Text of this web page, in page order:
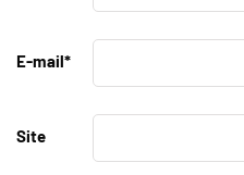
E-mail*
Site